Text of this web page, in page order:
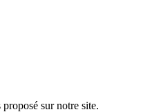
sur notre site.